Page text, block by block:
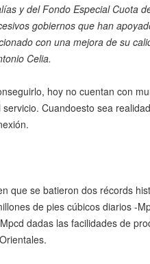
y del Fondo Especial Cuota
gobiernos que han
con una mejora de su
Celia.
hoy no cuentan con
Cuandoesto sea
que se batieron dos récords
de pies cúbicos diarios -
dadas las facilidades de